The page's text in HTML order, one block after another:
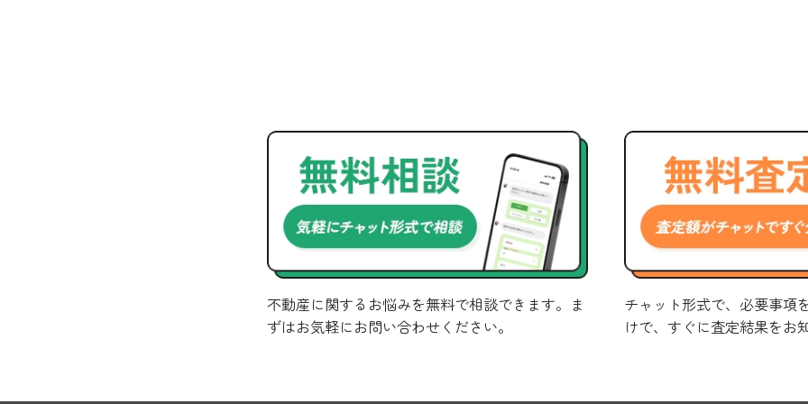
不動産に関するお悩みを無料で相談できます。ま
ずはお気軽にお問い合わせください。
チャット形式で、必要事項
けで、すぐに査定結果をお